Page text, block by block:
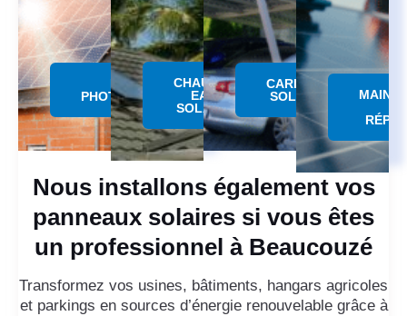
PANNEAU
PHOTOVOLTAÏQUE
CHAUFFE
EAU
SOLAIRE
CARPORT
SOLAIRE
Nous installons également vos
panneaux solaires si vous êtes
un professionnel à Beaucouzé
Transformez vos usines, bâtiments, hangars agricoles
et parkings en sources d’énergie renouvelable grâce à